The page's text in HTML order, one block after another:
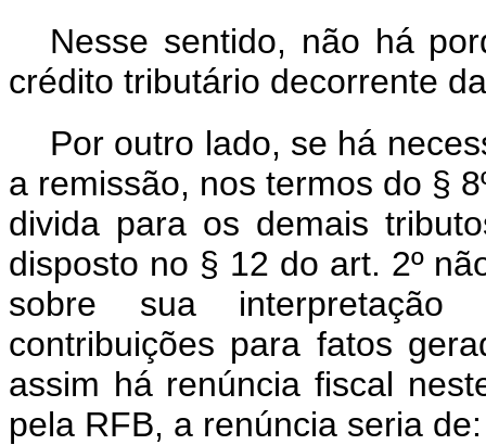
Nesse sentido, não há
crédito tributário decorrente
Por outro lado, se há
a remissão, nos termos do §
divida para os demais
disposto no § 12 do art. 2º
sobre sua interpretação
contribuições para fatos
assim há renúncia fiscal
pela RFB, a renúncia seria de: